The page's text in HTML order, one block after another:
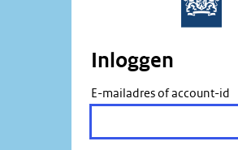
Inloggen
E-mailadres of account-id